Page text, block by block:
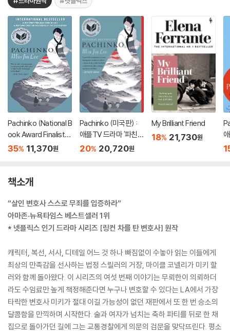
Pachinko (National B
ook Award Finalist) :
애플TV 드라마 '파친
35% 11,370원
Pachinko (미국판) :
애플TV 드라마 '파친
코' 원작소설
20% 20,720원
My Brilliant Friend
18% 21,730원
책소개
“살인 변호사 스스로 무죄를 입증하라”
아마존·뉴욕타임스 베스트셀러 1위
* 넷플릭스 인기 드라마 시리즈 [링컨 차를 탄 변호사] 원작
캐릭터, 복선, 서사, 디테일 어느 것 하나 빠짐없이 수놓아 읽는 이들에게
최상의 만족감을 선사하는 법정 스릴러의 거장, 마이클 코넬리가 미키 할
러와 함께 돌아왔다. 이 시리즈의 여섯 번째 이야기는 무뢰한이 의뢰하더
라도 수임료만 높게 책정해준다면 누구나 변호할 수 있다는 LA에서 가장
타락한 변호사 미키가 절대 이길 가능성이 없던 재판에서 또 한 번 승소의
달콤함을 만끽하며 시작한다. 술과 여자가 넘치는 축하 파티를 뒤로 한 채
집으로 돌아가던 길에 그는 교통경찰에게 의문의 검문을 맞닥뜨린다. 평소